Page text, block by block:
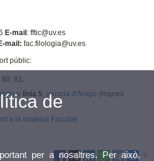
E-mail : fftic@uv.es
mail: fac.filologia@uv.es
públic:
81.
o línia 5, parada d'Aragó (mapes
a la mateixa Facultat.
de
per a nosaltres. Per això,